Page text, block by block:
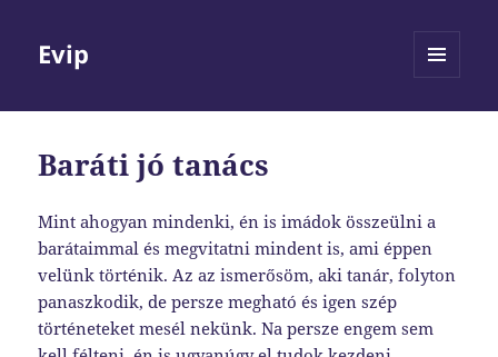
Evip
Baráti jó tanács
Mint ahogyan mindenki, én is imádok összeülni a
barátaimmal és megvitatni mindent is, ami éppen
velünk történik. Az az ismerősöm, aki tanár, folyton
panaszkodik, de persze megható és igen szép
történeteket mesél nekünk. Na persze engem sem